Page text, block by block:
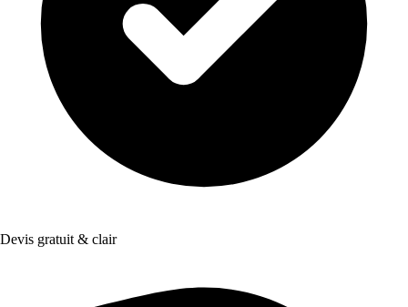
Devis gratuit & clair